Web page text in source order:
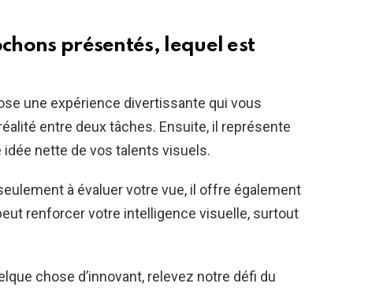
présentés, lequel est
une expérience divertissante qui vous
entre deux tâches. Ensuite, il représente
idée nette de vos talents visuels.
à évaluer votre vue, il offre également
renforcer votre intelligence visuelle, surtout
chose d’innovant, relevez notre défi du